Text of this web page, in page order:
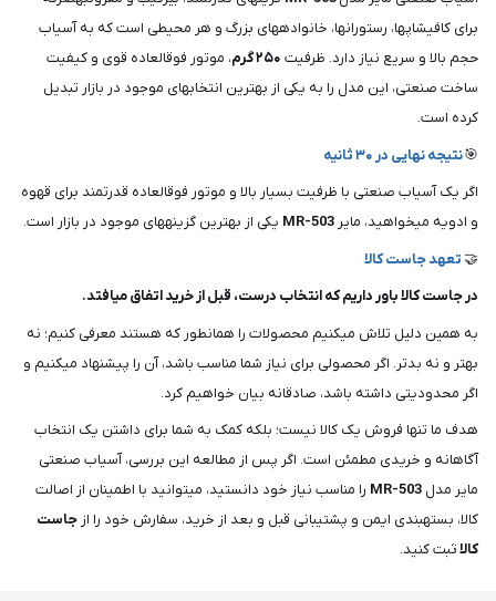
برای کافیشاپها، رستورانها، خانوادههای بزرگ و هر محیطی است که به آسیاب
حجم بالا و سریع نیاز دارد. ظرفیت ۲۵۰ گرم
، موتور فوقالعاده قوی و کیفیت
ساخت صنعتی، این مدل را به یکی از بهترین انتخابهای موجود در بازار تبدیل
کرده است.
🎯نتیجه نهایی در ۳۰ ثانیه
اگر یک آسیاب صنعتی با ظرفیت بسیار بالا و موتور فوقالعاده قدرتمند برای قهوه
و ادویه میخواهید، مایر MR-503 یکی از بهترین گزینههای موجود در بازار است.
🤝تعهد جاست کالا
در جاست کالا باور داریم که انتخاب درست، قبل از خرید اتفاق میافتد.
به همین دلیل تلاش میکنیم محصولات را همانطور که هستند معرفی کنیم؛ نه
بهتر و نه بدتر. اگر محصولی برای نیاز شما مناسب باشد، آن را پیشنهاد میکنیم و
اگر محدودیتی داشته باشد، صادقانه بیان خواهیم کرد.
هدف ما تنها فروش یک کالا نیست؛ بلکه کمک به شما برای داشتن یک انتخاب
آگاهانه و خریدی مطمئن است. اگر پس از مطالعه این بررسی، آسیاب صنعتی
مایر مدل MR-503 را مناسب نیاز خود دانستید، میتوانید با اطمینان از اصالت
کالا، بستهبندی ایمن و پشتیبانی قبل و بعد از خرید، سفارش خود را از جاست
کالاثبت کنید.